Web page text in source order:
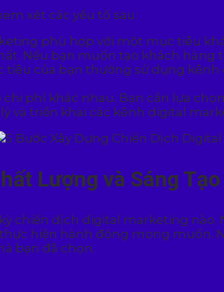
xét các yếu tố sau:
phù hợp với một mục tiêu
Nếu bạn muốn tạo khách
của bạn thường sử dụng
phí khác nhau. Bạn cần lựa
và triển khai các kênh digital
Lượng và Sáng Tạo
chiến dịch digital marketing
hiện hành động mong muốn.
bạn đã chọn.